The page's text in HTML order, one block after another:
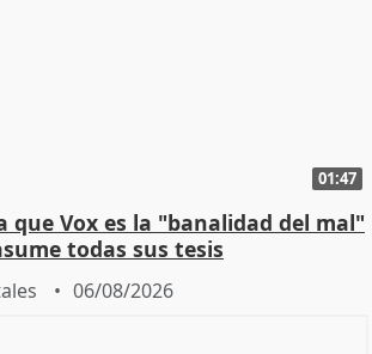
01:47
que Vox es la "banalidad del mal"
todas sus tesis
06/08/2026